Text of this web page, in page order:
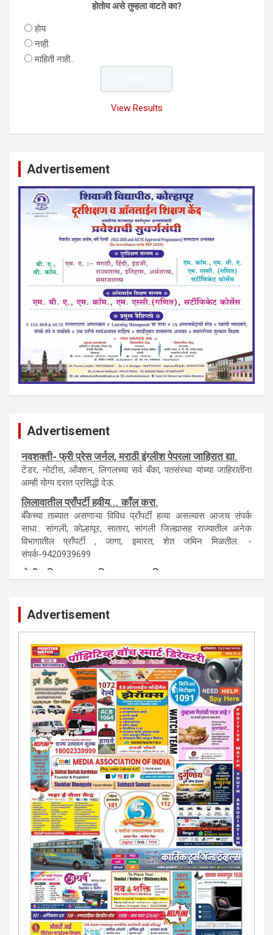
हाेताेय असे तुम्हला वाटते का?
हाेय
नाही.
माहिती नाही..
View Results
Advertisement
Advertisement
नवशक्ती- फ्री प्रेस जर्नल, मराठी इंग्लीश पेपरला जाहिरात द्या.
टेंडर, नाेटीस, आँक्शन, लिगलच्या सर्व बँका, पतसंस्था यांच्या जाहिरातींना
आम्ही याेग्य दरात प्रसिद्धी देऊ.
लिलावातील प्राँपर्टी हवीय... काँल करा.
बँकेच्या ताब्यात असणाऱ्या विविध प्राँपर्टी हव्या असल्यास आजच संपर्क
साधा.. सांगली, काेल्हापूर, सातारा, सांगली जिल्ह्यासह राज्यातील अनेक
विभागातील प्राँपर्टी , जागा, इमारत, शेत जमिन मिळतील. -
संपर्क-9420939699
कायदेशीर सल्ला या मार्गदर्शन पाहिजे. संपर्क साधा-
परिस्थितीनुसार तुम्ही जर आर्थिक, शैक्षणिक, सामाजिक समस्या, गुन्हेगारी,
शारीरीक त्रास, फसवणूक सारख्या प्रकरणात अडकला असाल, काेर्टाची
पायरी चढला असाल तर चिंता नकाे.. आम्ही मदत करू. मार्गदर्शन करू,
कायदेशीर सल्ला देऊ. - आजच संपर्क साधा- भारत साेनुले-8888207374
या AD सतिश कुंभार -9860944728
मराठी.. इंग्रजी पेपरला जाहिरात द्यायची संपर्क साधा..
मराठी इंग्रजी दैनिकासाठी जिल्हा, राज्य आवृत्तीसाठी जाहिराती स्विकारल्या
जातील. नवशक्ती, फ्री प्रेस जर्नल साठी तुम्हीही तुमच्या नाेटीस द्या. बँक,
13/213/4 सेल्स , डिमांड नाेटीस इतरांच्यापेक्षा वाजवी दरात आम्ही आपली
जाहिरात पब्लिश करू. माेबा. 9420939699
Advertisement